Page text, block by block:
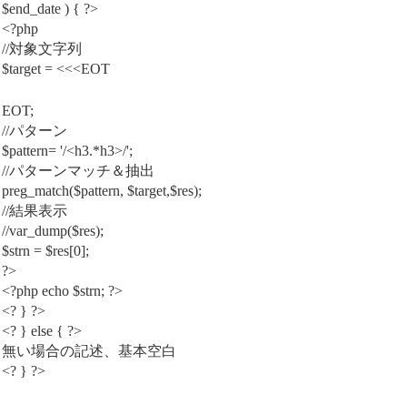
$end_date ) { ?>
<?php
//対象文字列
$target = <<<EOT
EOT;
//パターン
$pattern= '/<h3.*h3>/';
//パターンマッチ＆抽出
preg_match($pattern, $target,$res);
//結果表示
//var_dump($res);
$strn = $res[0];
?>
<?php echo $strn; ?>
<? } ?>
<? } else { ?>
無い場合の記述、基本空白
<? } ?>